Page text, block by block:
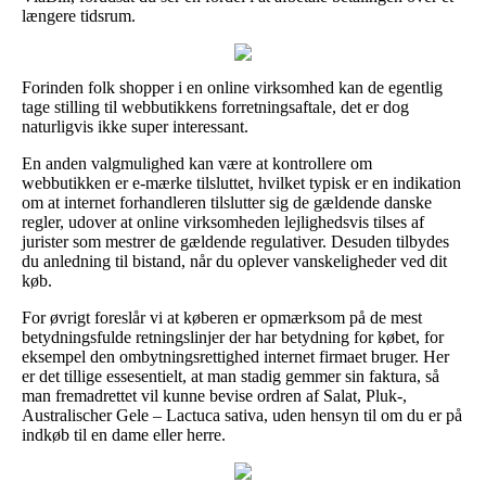
længere tidsrum.
Forinden folk shopper i en online virksomhed kan de egentlig
tage stilling til webbutikkens forretningsaftale, det er dog
naturligvis ikke super interessant.
En anden valgmulighed kan være at kontrollere om
webbutikken er e-mærke tilsluttet, hvilket typisk er en indikation
om at internet forhandleren tilslutter sig de gældende danske
regler, udover at online virksomheden lejlighedsvis tilses af
jurister som mestrer de gældende regulativer. Desuden tilbydes
du anledning til bistand, når du oplever vanskeligheder ved dit
køb.
For øvrigt foreslår vi at køberen er opmærksom på de mest
betydningsfulde retningslinjer der har betydning for købet, for
eksempel den ombytningsrettighed internet firmaet bruger. Her
er det tillige essesentielt, at man stadig gemmer sin faktura, så
man fremadrettet vil kunne bevise ordren af Salat, Pluk-,
Australischer Gele – Lactuca sativa, uden hensyn til om du er på
indkøb til en dame eller herre.